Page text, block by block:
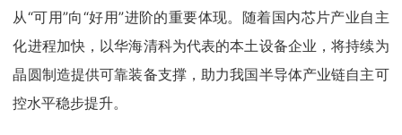
从“可用”向“好用”进阶的重要体现。随着国内芯片产业自主
化进程加快，以华海清科为代表的本土设备企业，将持续为
晶圆制造提供可靠装备支撑，助力我国半导体产业链自主可
控水平稳步提升。